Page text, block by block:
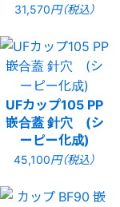
31,570円（税込）
UFカップ105 PP
嵌合蓋 針穴 (シ
ーピー化成)
45,100円（税込）